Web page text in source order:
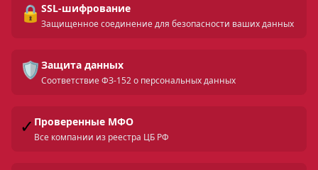
🔒 SSL-шифрование
Защищенное соединение для безопасности ваших данных
🛡️ Защита данных
Соответствие ФЗ-152 о персональных данных
✓ Проверенные МФО
Все компании из реестра ЦБ РФ